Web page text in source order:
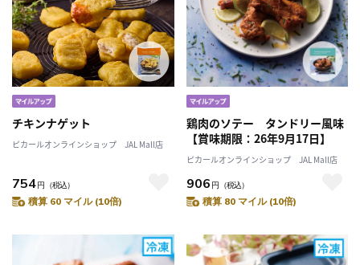
チキンナゲット
ピカールオンラインショップ JAL Mall店
754円 （税込）
積算 60 マイル (10倍)
鶏肉のソテー タンドリー風味
【賞味期限：26年9月17日】
ピカールオンラインショップ JAL Mall店
906 円 （税込）
積算 80 マイル (10倍)